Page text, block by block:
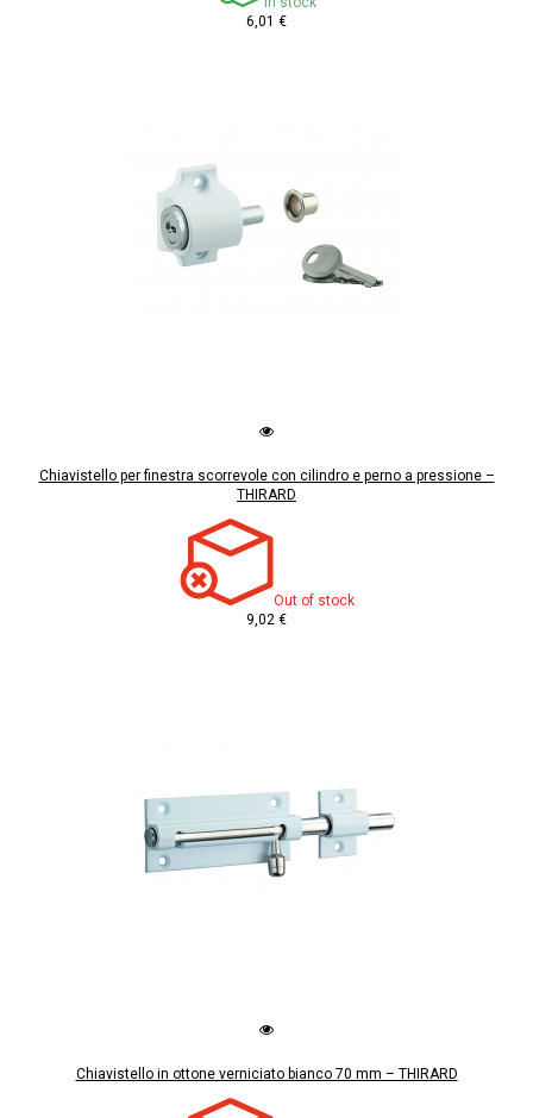
6,01 €
Chiavistello per finestra scorrevole con cilindro e perno a pressione –
THIRARD
Out of stock
9,02 €
Chiavistello in ottone verniciato bianco 70 mm – THIRARD